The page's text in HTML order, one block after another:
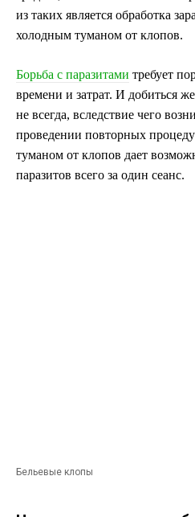
из таких является обработка
холодным туманом от клопов.
Борьба с паразитами требует
времени и затрат. И добиться
не всегда, вследствие чего
проведении повторных
туманом от клопов дает
паразитов всего за один сеанс.
Бельевые клопы